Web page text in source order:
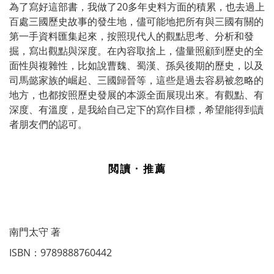
為了寫好這部書，我做了20多年史料方面的積累，也去過上
百處三國歷史故事的發生地，儘可能地把所有與三國有關的
第一手資料匯集起來，按照現代人的觀點思考、分析和發
掘，寫出觀點與深度。在內容取捨上，儘量照顧到歷史的全
面性與複雜性，比如說曹魏、蜀漢、孫吳後期的歷史，以及
司馬懿家族的崛起、三國歸晉等，這些是過去容易被忽略的
地方，也都按照歷史發展的本源全面展現出來。有觀點、有
深度、有溫度，是我給自己定下的寫作目標，希望能得到讀
者朋友們的認可。
閲讀 · 推薦
南門太守 著
ISBN：9789888760442